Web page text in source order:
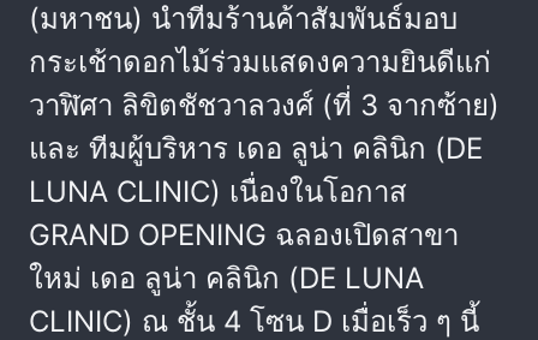
(มหาชน) นำทีมร้านค้าสัมพันธ์มอบ
กระเช้าดอกไม้ร่วมแสดงความยินดีแก่
วาฬิศา ลิขิตชัชวาลวงศ์ (ที่ 3 จากซ้าย)
และ ทีมผู้บริหาร เดอ ลูน่า คลินิก (DE
LUNA CLINIC) เนื่องในโอกาส
GRAND OPENING ฉลองเปิดสาขา
ใหม่ เดอ ลูน่า คลินิก (DE LUNA
CLINIC) ณ ชั้น 4 โซน D เมื่อเร็ว ๆ นี้